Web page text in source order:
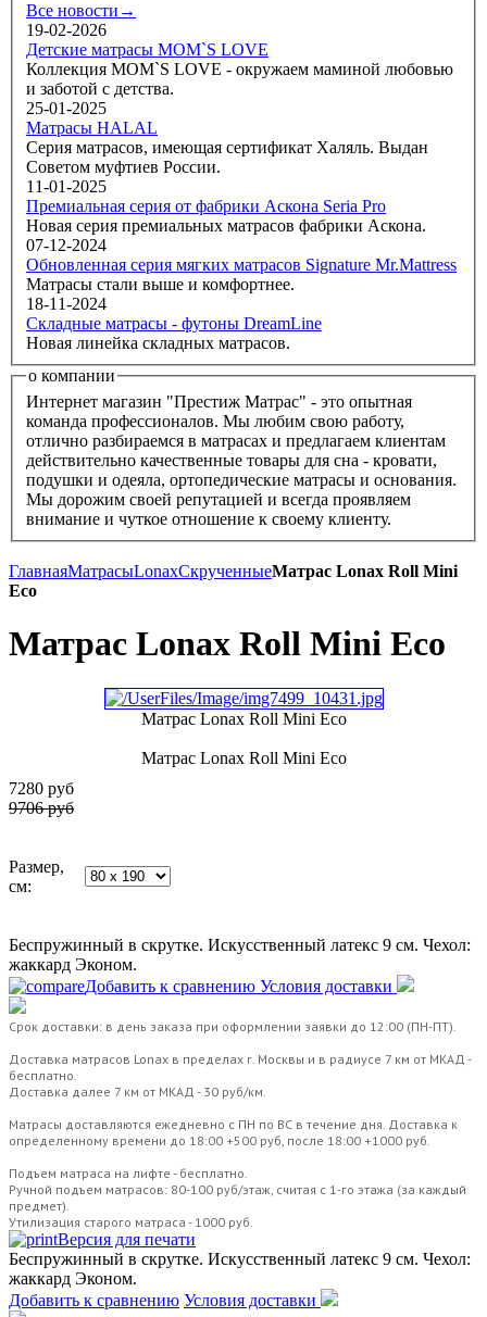
Все новости→
19-02-2026
Детские матрасы MOM`S LOVE
Коллекция MOM`S LOVE - окружаем маминой любовью
и заботой с детства.
25-01-2025
Матрасы HALAL
Серия матрасов, имеющая сертификат Халяль. Выдан
Советом муфтиев России.
11-01-2025
Премиальная серия от фабрики Аскона Seria Pro
Новая серия премиальных матрасов фабрики Аскона.
07-12-2024
Обновленная серия мягких матрасов Signature Mr.Mattress
Матрасы стали выше и комфортнее.
18-11-2024
Складные матрасы - футоны DreamLine
Новая линейка складных матрасов.
о компании
Интернет магазин "Престиж Матрас" - это опытная
команда профессионалов. Мы любим свою работу,
отлично разбираемся в матрасах и предлагаем клиентам
действительно качественные товары для сна - кровати,
подушки и одеяла, ортопедические матрасы и основания.
Мы дорожим своей репутацией и всегда проявляем
внимание и чуткое отношение к своему клиенту.
ГлавнаяМатрасыLonaxСкрученныеМатрас Lonax Roll Mini
Eco
Матрас Lonax Roll Mini Eco
Матрас Lonax Roll Mini Eco
Матрас Lonax Roll Mini Eco
7280 руб
9706 руб
Размер,
см:
Беспружинный в скрутке. Искусственный латекс 9 см. Чехол:
жаккард Эконом.
Добавить к сравнению Условия доставки
Срок доставки: в день заказа при оформлении заявки до 12:00 (ПН-ПТ).
Доставка матрасов Lonax в пределах г. Москвы и в радиусе 7 км от МКАД -
бесплатно.
Доставка далее 7 км от МКАД - 30 руб/км.
Матрасы доставляются ежедневно с ПН по ВС в течение дня. Доставка к
определенному времени до 18:00 +500 руб, после 18:00 +1000 руб.
Подъем матраса на лифте - бесплатно.
Ручной подъем матрасов: 80-100 руб/этаж, считая с 1-го этажа (за каждый
предмет).
Утилизация старого матраса - 1000 руб.
Версия для печати
Беспружинный в скрутке. Искусственный латекс 9 см. Чехол:
жаккард Эконом.
Добавить к сравнению Условия доставки